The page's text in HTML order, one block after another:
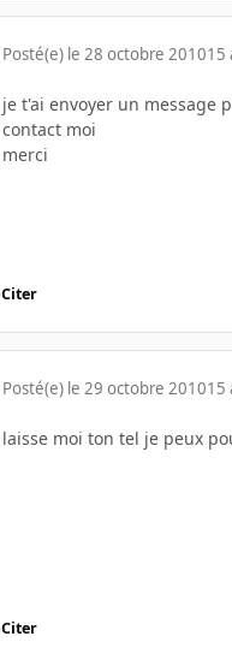
Posté(e) le 28 octobre 201015
je t'ai envoyer un message
contact moi
merci
Citer
Posté(e) le 29 octobre 201015
laisse moi ton tel je peux
Citer